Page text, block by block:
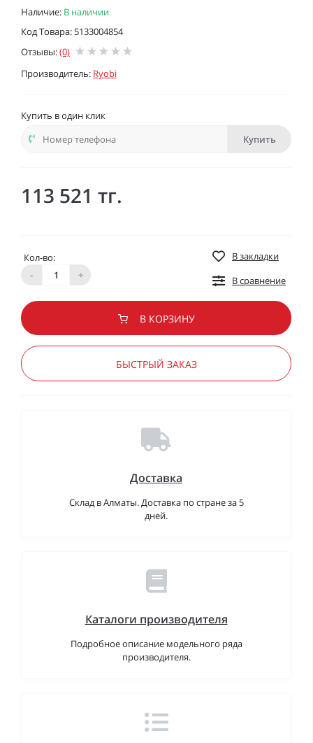
Наличие: В наличии
Код Товара: 5133004854
Отзывы:(0)
Производитель: Ryobi
Купить в один клик
Купить
113 521 тг.
Кол-во:
-
+
В закладки
В сравнение
В КОРЗИНУ
БЫСТРЫЙ ЗАКАЗ
Доставка
Склад в Алматы. Доставка по стране за 5
дней.
Каталоги производителя
Подробное описание модельного ряда
производителя.